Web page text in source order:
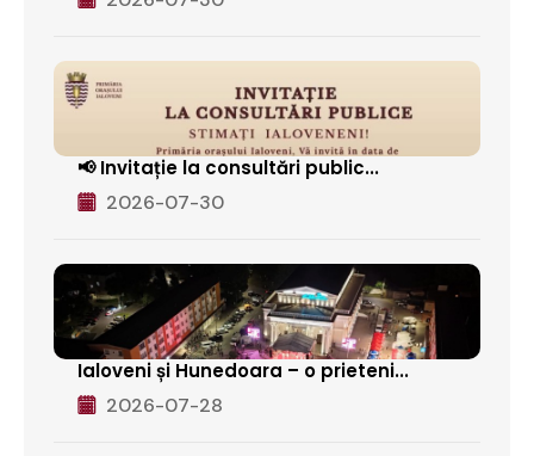
📢 Invitație la consultări public...
2026-07-30
Ialoveni și Hunedoara – o prieteni...
2026-07-28